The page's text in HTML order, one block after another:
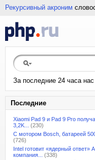
Рекурсивный акроним
За последние 24 часа
Последние
Xiaomi Pad 9 и Pad 9 Pro
3,2K...
(230)
С мотором Bosch, батареей 500
(726)
Intel готовит «ядерный ответ»
компания...
(338)